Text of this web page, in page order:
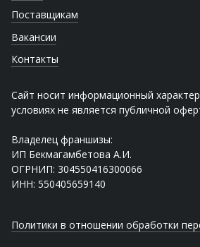
Поставщикам
Вакансии
Контакты
Сайт носит информационный
условиях не является публичной
Владелец франшизы:
ИП Бекмагамбетова А.И.
ОГРНИП: 304550416300066
ИНН: 550405659140
Политики в отношении обработки